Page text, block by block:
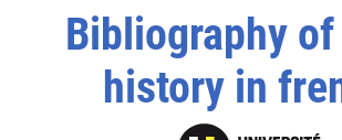
Bibliography of
history in